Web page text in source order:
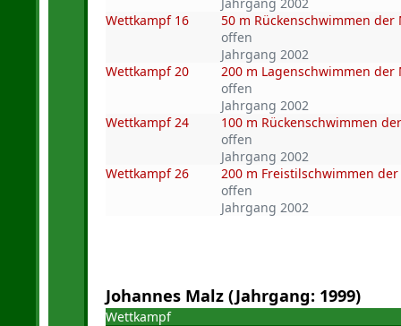
Wettkampf 16
50 m Rückenschwimmen der
offen
Jahrgang 2002
Wettkampf 20
200 m Lagenschwimmen der
offen
Jahrgang 2002
Wettkampf 24
100 m Rückenschwimmen
offen
Jahrgang 2002
Wettkampf 26
200 m Freistilschwimmen
offen
Jahrgang 2002
Johannes Malz (Jahrgang: 1999)
Wettkampf